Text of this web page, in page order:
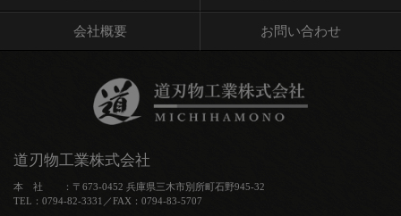
会社概要 お問い合わせ
道刃物工業株式会社
本 社 ：〒673-0452 兵庫県三木市別所町石野945-32
TEL：0794-82-3331／FAX：0794-83-5707